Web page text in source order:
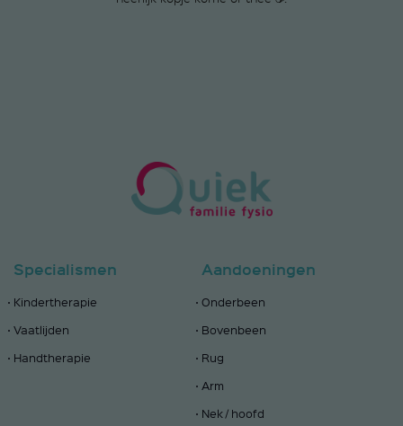
Specialismen
Kindertherapie
Vaatlijden
Handtherapie
Aandoeningen
Onderbeen
Bovenbeen
Rug
Arm
Nek / hoofd